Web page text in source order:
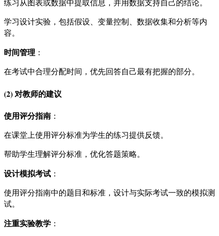
练习从图表或数据中提取信息，并用数据支持自己的结论。
学习设计实验，包括假设、变量控制、数据收集和分析等内
容。
时间管理 ：
在考试中合理分配时间，优先回答自己最有把握的部分。
(2) 对教师的建议
使用评分指南 ：
在课堂上使用评分标准为学生的练习提供反馈。
帮助学生理解评分标准，优化答题策略。
设计模拟考试 ：
使用评分指南中的题目和标准，设计与实际考试一致的模拟测
试。
注重实验教学 ：